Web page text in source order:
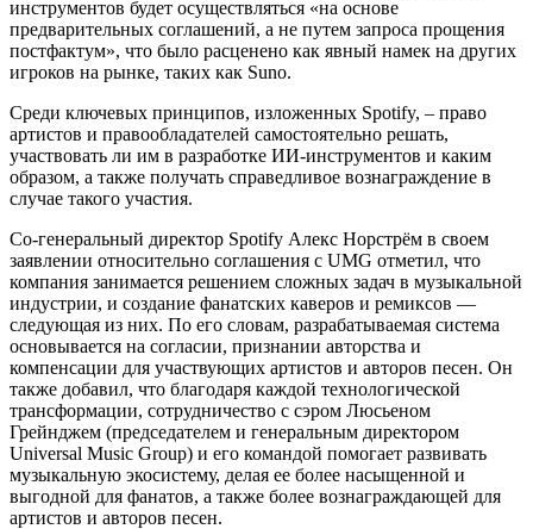
инструментов будет осуществляться «на основе
предварительных соглашений, а не путем запроса прощения
постфактум», что было расценено как явный намек на других
игроков на рынке, таких как Suno.
Среди ключевых принципов, изложенных Spotify, – право
артистов и правообладателей самостоятельно решать,
участвовать ли им в разработке ИИ-инструментов и каким
образом, а также получать справедливое вознаграждение в
случае такого участия.
Со-генеральный директор Spotify Алекс Норстрём в своем
заявлении относительно соглашения с UMG отметил, что
компания занимается решением сложных задач в музыкальной
индустрии, и создание фанатских каверов и ремиксов —
следующая из них. По его словам, разрабатываемая система
основывается на согласии, признании авторства и
компенсации для участвующих артистов и авторов песен. Он
также добавил, что благодаря каждой технологической
трансформации, сотрудничество с сэром Люсьеном
Грейнджем (председателем и генеральным директором
Universal Music Group) и его командой помогает развивать
музыкальную экосистему, делая ее более насыщенной и
выгодной для фанатов, а также более вознаграждающей для
артистов и авторов песен.